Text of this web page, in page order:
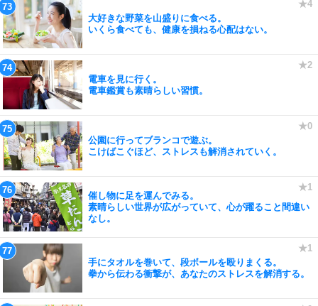
大好きな野菜を山盛りに食べる。
いくら食べても、健康を損ねる心配はない。
電車を見に行く。
電車鑑賞も素晴らしい習慣。
公園に行ってブランコで遊ぶ。
こけばこぐほど、ストレスも解消されていく。
催し物に足を運んでみる。
素晴らしい世界が広がっていて、心が躍ること間違い
なし。
手にタオルを巻いて、段ボールを殴りまくる。
拳から伝わる衝撃が、あなたのストレスを解消する。